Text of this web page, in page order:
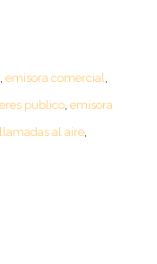
, emisora comercial,
publico, emisora
llamadas al aire,